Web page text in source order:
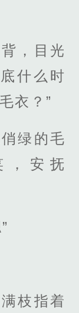
，目光
什么时
衣？”
绿的毛
，安抚
枝指着